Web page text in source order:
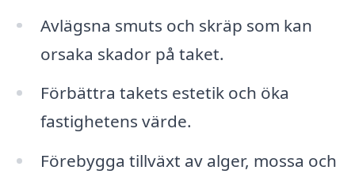
Avlägsna smuts och skräp som kan
orsaka skador på taket.
Förbättra takets estetik och öka
fastighetens värde.
Förebygga tillväxt av alger, mossa och